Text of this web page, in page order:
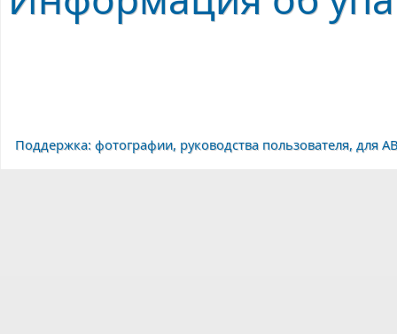
Поддержка: фотографии, руководства пользователя, для